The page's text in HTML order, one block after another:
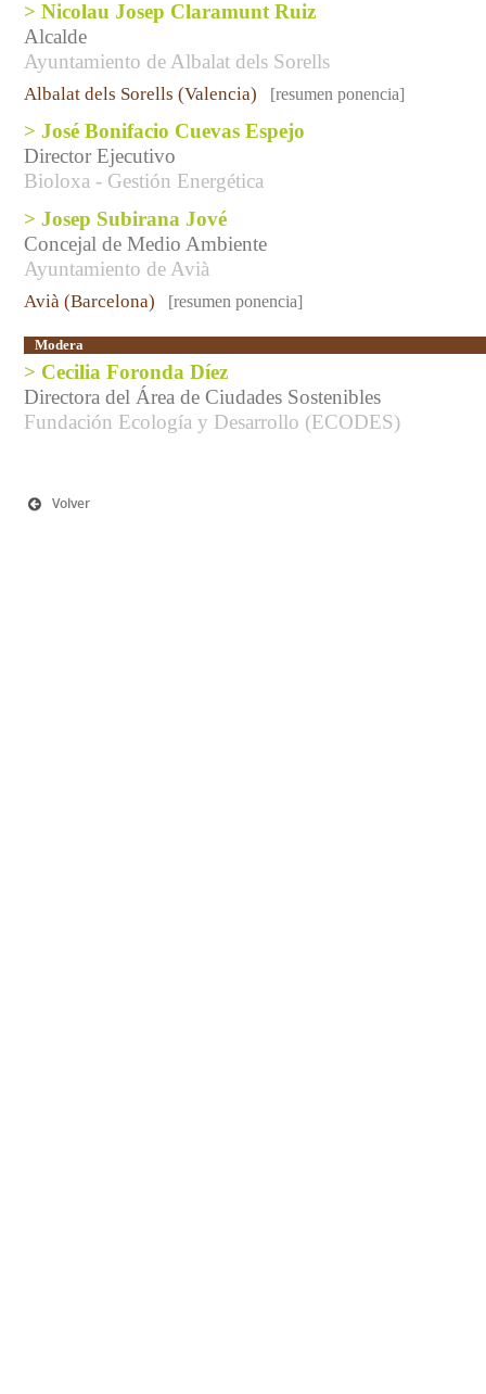
> Nicolau Josep Claramunt Ruiz
Alcalde
Ayuntamiento de Albalat dels Sorells
Albalat dels Sorells (Valencia) [resumen ponencia]
> José Bonifacio Cuevas Espejo
Director Ejecutivo
Bioloxa - Gestión Energética
> Josep Subirana Jové
Concejal de Medio Ambiente
Ayuntamiento de Avià
Avià (Barcelona) [resumen ponencia]
Modera
> Cecilia Foronda Díez
Directora del Área de Ciudades Sostenibles
Fundación Ecología y Desarrollo (ECODES)
Volver